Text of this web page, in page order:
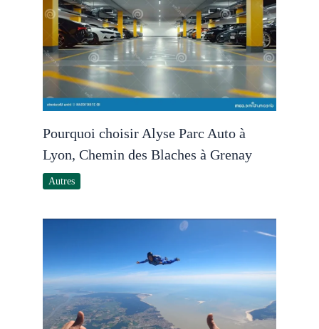
Pourquoi choisir Alyse Parc Auto à
Lyon, Chemin des Blaches à Grenay
Autres